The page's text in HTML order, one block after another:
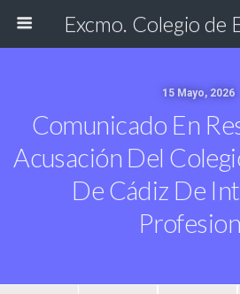
15 Mayo, 2026
Comunicado En
Acusación Del
De Cádiz De